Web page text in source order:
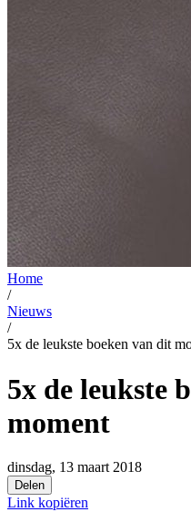
Home
/
Nieuws
/
5x de leukste boeken van dit
5x de leukste
moment
dinsdag, 13 maart 2018
Delen
Link kopiëren